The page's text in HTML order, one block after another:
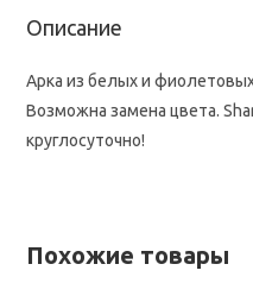
Описание
Арка из белых и
Возможна замена цвета.
круглосуточно!
Похожие товары